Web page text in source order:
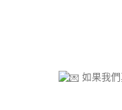
如果我